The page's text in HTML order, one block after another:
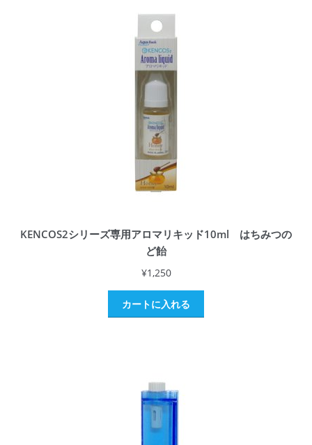
KENCOS2シリーズ専用アロマリキッド10ml はちみつの
ど飴
¥1,250
カートに入れる